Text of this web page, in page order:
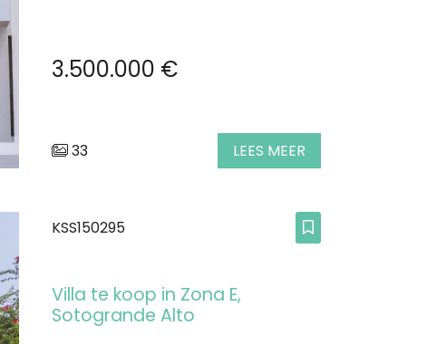
3.500.000 €
33 LEES MEER
KSS150295
Villa te koop in Zona E,
Sotogrande Alto